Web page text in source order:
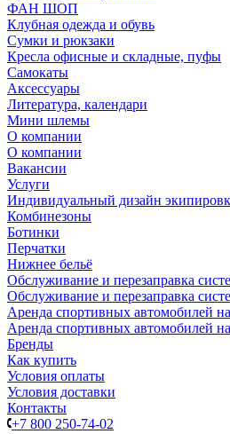
ФАН ШОП
Клубная одежда и обувь
Сумки и рюкзаки
Кресла офисные и складные, пуфы
Самокаты
Аксессуары
Литература, календари
Мини шлемы
О компании
О компании
Вакансии
Услуги
Индивидуальный дизайн
Комбинезоны
Ботинки
Перчатки
Нижнее бельё
Обслуживание и перезаправка
Обслуживание и перезаправка
Аренда спортивных автомобилей
Аренда спортивных автомобилей
Бренды
Как купить
Условия оплаты
Условия доставки
Контакты
+7 800 250-74-02